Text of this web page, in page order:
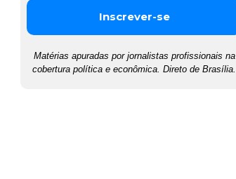
Matérias apuradas por jornalistas profissionais na
cobertura política e econômica. Direto de Brasília.